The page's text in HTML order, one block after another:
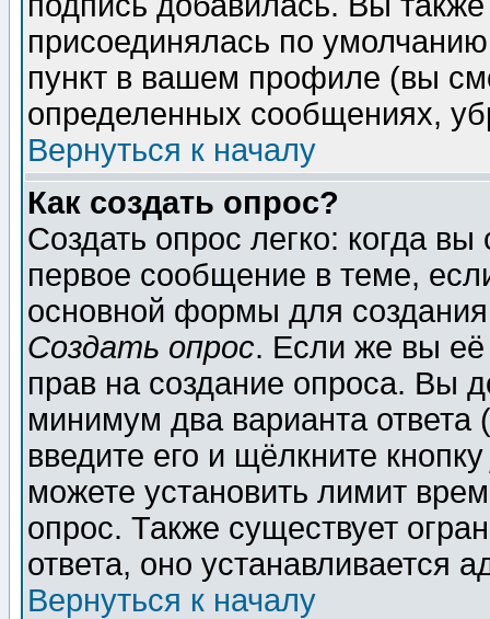
присоединялась по
пункт в вашем профиле (вы
определенных сообщениях,
Вернуться к началу
Как создать опрос?
Создать опрос легко: когда
первое сообщение в теме,
основной формы для
Создать опрос. Если же вы её
прав на создание опроса. Вы
минимум два варианта ответа
введите его и щёлкните
можете установить лимит
опрос. Также существует
ответа, оно устанавливается
Вернуться к началу